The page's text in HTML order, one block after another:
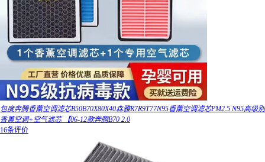
包度奔腾香薰空调滤芯B50B70X80X40森雅R7R9T77N95香薰空调滤芯PM2.5 N95高级别
香薰空调+空气滤芯 【06-12款奔腾B70 2.0
16条评价